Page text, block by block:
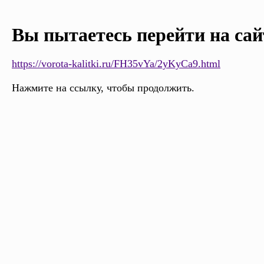
Вы пытаетесь перейти на
https://vorota-kalitki.ru/FH35vYa/2yKyCa9.html
Нажмите на ссылку, чтобы продолжить.